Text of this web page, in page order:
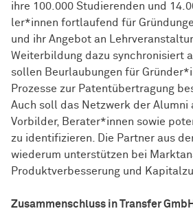
ihre 100.000 Studierenden und
ler*innen fortlaufend für
und ihr Angebot an
Weiterbildung dazu synchronisiert
sollen Beurlaubungen für
Prozesse zur Patentübertragung
Auch soll das Netzwerk der Alumni
Vorbilder, Berater*innen sowie
zu identifizieren. Die Partner aus
wiederum unterstützen bei
Produktverbesserung und
Zusammenschluss in Transfer GmbH